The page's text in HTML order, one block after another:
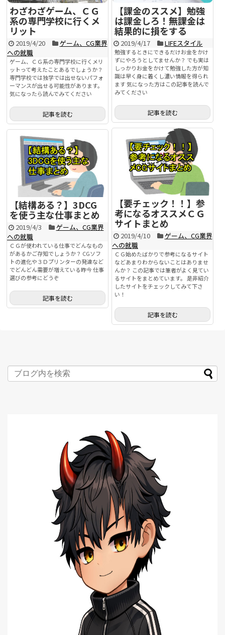
わざわざゲーム、ＣＧ
系の専門学校に行くメ
リット
2019/4/20
ゲーム、CG業界
への就職
ゲーム、ＣＧ系の専門学校に行くメリ
ットって考えたことあるでしょうか？
専門学校では独学では出せないパフォ
ーマンスが出せる可能性があります。
気になったら読んでみてください
記事を読む
【課金のススメ】勉強
は課金しろ！無課金は
結果的に損をする
2019/4/17 LIFEスタイル
勉強するときにできるだけお金をかけ
ずにやろうとしてませんか？ でも実は
しっかりお金をかけて勉強した方が知
識は早く身に着くし濃い情報を得られ
ます 気になった方はこの記事を読んで
みてください
記事を読む
【要チェック！！】参
考になるオススメＣＧ
サイトまとめ
2019/4/10
ゲーム、CG業界
への就職
ＣＧ始めたばかりで参考になるサイト
などあまりわからないことはありませ
んか？ この記事では筆者がよく見てい
るサイトをまとめています。 是非紹介
したサイトをチェックしてみて下さ
い！
記事を読む
【結構ある？】3DCG
を使う主な仕事まとめ
2019/4/3
ゲーム、CG業界
への就職
ＣＧが使われている仕事でどんなもの
があるかご存知でしょうか？ CGソフ
トの進化や３Ｄプリンターの発達など
でどんどん需要が増えている昨今 仕事
選びの参考にどうぞ
記事を読む